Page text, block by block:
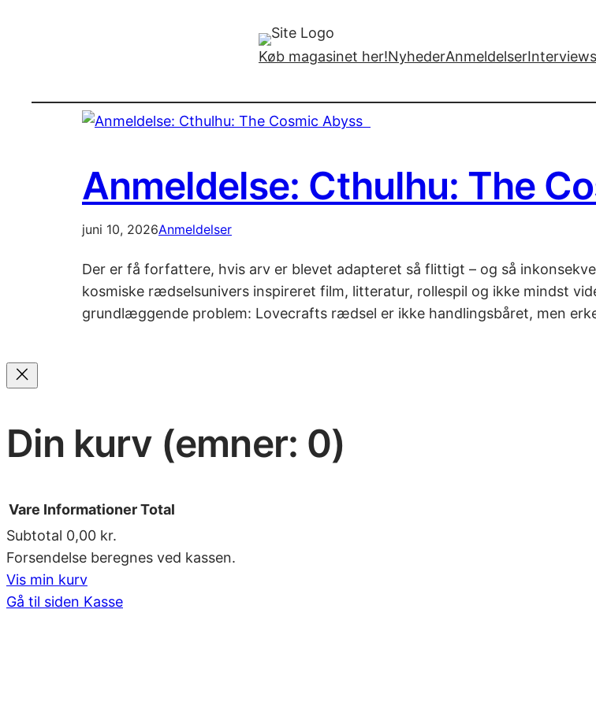
Køb magasinet her!NyhederAnmeldelserInterviews
Anmeldelse: Cthulhu: The
juni 10, 2026Anmeldelser
Der er få forfattere, hvis arv er blevet adapteret så flittigt – og så
kosmiske rædselsunivers inspireret film, litteratur, rollespil og ikke mindst
grundlæggende problem: Lovecrafts rædsel er ikke handlingsbåret, men
Din kurv (emner: 0)
Varer
i
Vare InformationerTotal
Subtotal 0,00 kr.
Forsendelse beregnes ved kassen.
Vis min kurv
Gå til siden Kasse